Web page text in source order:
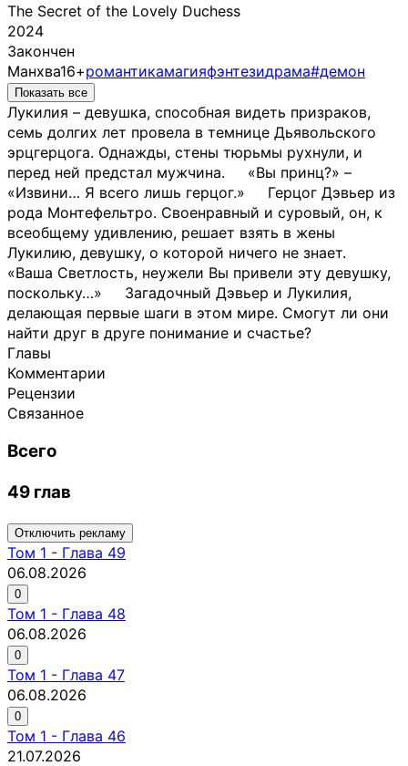
The Secret of the Lovely Duchess
2024
Закончен
Манхва16+романтикамагияфэнтезидрама#демон
Показать все
Лукилия – девушка, способная видеть призраков,
семь долгих лет провела в темнице Дьявольского
эрцгерцога. Однажды, стены тюрьмы рухнули, и
перед ней предстал мужчина. ᅠ «Вы принц?» –
«Извини… Я всего лишь герцог.» ᅠ Герцог Дэвьер из
рода Монтефельтро. Своенравный и суровый, он, к
всеобщему удивлению, решает взять в жены
Лукилию, девушку, о которой ничего не знает. ᅠ
«Ваша Светлость, неужели Вы привели эту девушку,
поскольку…» ᅠ Загадочный Дэвьер и Лукилия,
делающая первые шаги в этом мире. Смогут ли они
найти друг в друге понимание и счастье?
Главы
Комментарии
Рецензии
Связанное
Всего
49 глав
Отключить рекламу
Том 1 - Глава 49
06.08.2026
0
Том 1 - Глава 48
06.08.2026
0
Том 1 - Глава 47
06.08.2026
0
Том 1 - Глава 46
21.07.2026